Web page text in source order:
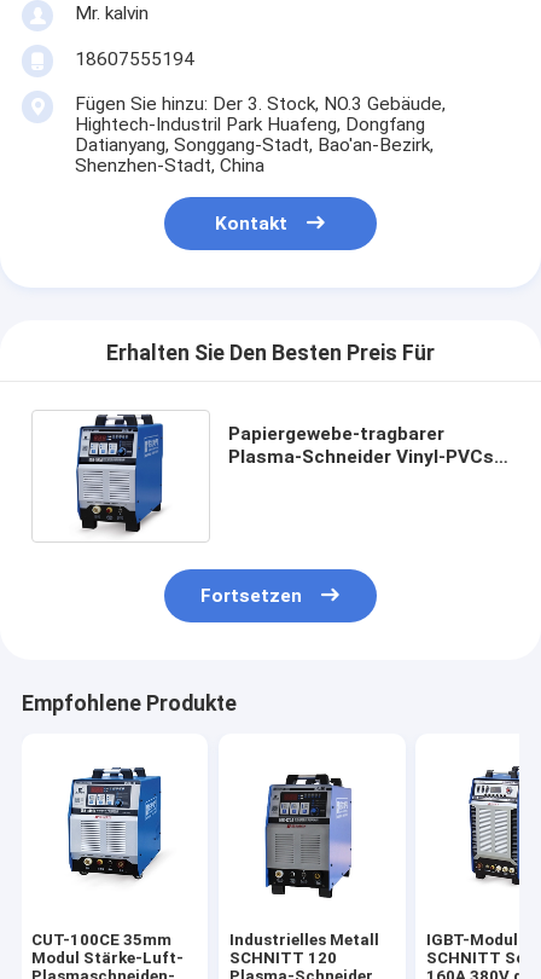
Mr. kalvin
18607555194
Fügen Sie hinzu: Der 3. Stock, NO.3 Gebäude,
Hightech-Industril Park Huafeng, Dongfang
Datianyang, Songgang-Stadt, Bao'an-Bezirk,
Shenzhen-Stadt, China
Kontakt
Erhalten Sie Den Besten Preis Für
Papiergewebe-tragbarer
Plasma-Schneider Vinyl-PVCs
Fortsetzen
Empfohlene Produkte
CUT-100CE 35mm
Modul Stärke-Luft-
Industrielles Metall
SCHNITT 120
IGBT-Modul
SCHNITT